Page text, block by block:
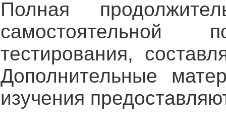
Полная
самостоятельной
тестирования,
Дополнительные
изучения